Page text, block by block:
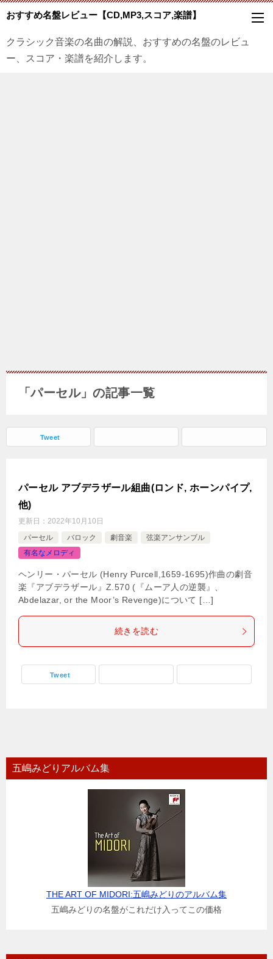
おすすめ名盤レビュー【CD,MP3,スコア,楽譜】
クラシック音楽の名曲の解説、おすすめの名盤のレビュ
ー、スコア・楽譜を紹介します。
「パーセル」の記事一覧
Tweet
パーセル アブデラザール組曲(ロンド, ホーンパイプ,
他)
更新日： 2022年10月10日
パーセル
バロック 劇音楽
弦楽アンサンブル
有名なメロディ
ヘンリー・パーセル (Henry Purcell,1659-1695)作曲の劇音
楽『アブデラザール』Z.570 (『ムーア人の逆襲』、
Abdelazar, or the Moor’s Revenge)について […]
続きを読む
Tweet
五嶋みどりアルバム集
THE ART OF MIDORI:五嶋みどりのアルバム集
五嶋みどりの名盤がこれだけ入ってこの価格